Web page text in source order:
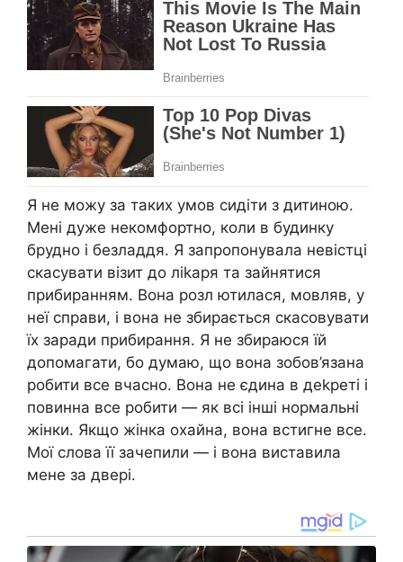
Я не можу за таких умов сидіти з дитиною.
Мені дуже некомфортно, коли в будинку
брудно і безладдя. Я запропонувала невістці
скасувати візит до ліkаря та зайнятися
прибиранням. Вона розл ютилася, мовляв, у
неї справи, і вона не збирається скасовувати
їх заради прибирання. Я не збираюся їй
допомагати, бо думаю, що вона зобов’язана
робити все вчасно. Вона не єдина в деkреті і
повинна все робити — як всі інші нормальні
жінки. Якщо жінка охайна, вона встигне все.
Мої слова її зачепили — і вона виставила
мене за двері.